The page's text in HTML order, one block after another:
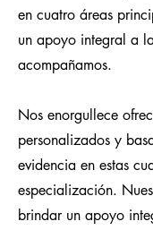
en cuatro áreas
un apoyo integral a
acompañamos.
Nos enorgullece
personalizados y
evidencia en estas
especialización.
brindar un apoyo